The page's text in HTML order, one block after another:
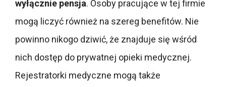
wyłącznie pensja. Osoby pracujące w tej firmie
mogą liczyć również na szereg benefitów. Nie
powinno nikogo dziwić, że znajduje się wśród
nich dostęp do prywatnej opieki medycznej.
Rejestratorki medyczne mogą także